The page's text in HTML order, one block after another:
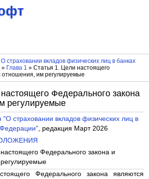
О страховании вкладов физических лиц в банках
» Глава 1 » Статья 1. Цели настоящего
отношения, им регулируемые
Федерального закона
регулируемые
страховании вкладов физических лиц в
, редакция Март 2026
Федерального закона и
Федерального закона являются